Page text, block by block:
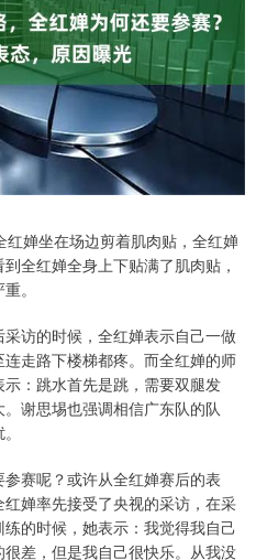
婵坐在场边剪着肌肉贴，全红婵
全红婵全身上下贴满了肌肉贴，
。
访的时候，全红婵表示自己一做
走路下楼梯都疼。而全红婵的师
：跳水首先是跳，需要双腿发
谢思埸也强调相信广东队的队
赛呢？或许从全红婵赛后的表
婵率先接受了央视的采访，在采
的时候，她表示：我觉得我自己
差，但是我自己很快乐。从我没